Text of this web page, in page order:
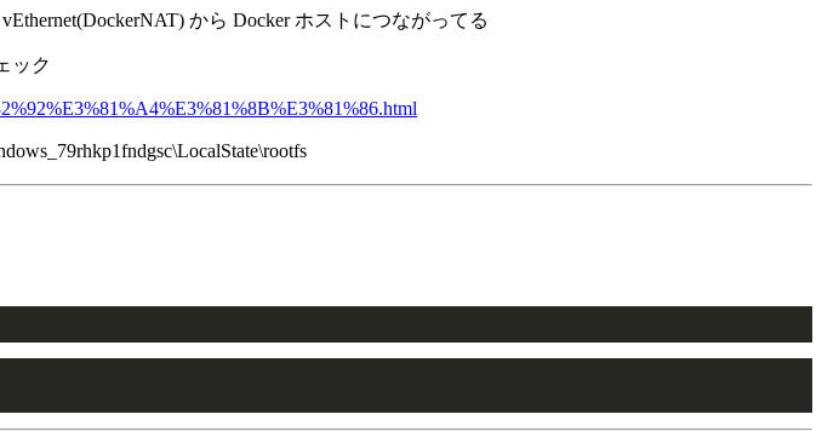
から Docker ホストにつながってる
ック